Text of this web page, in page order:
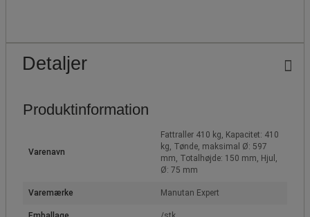
Detaljer
Produktinformation
Varenavn
Fattraller 410 kg, Kapacitet: 410
kg, Tønde, maksimal Ø: 597
mm, Totalhøjde: 150 mm, Hjul,
Ø: 75 mm
Varemærke Manutan Expert